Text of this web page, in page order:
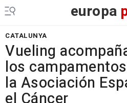
europa
CATALUNYA
Vueling
los
la Asociación